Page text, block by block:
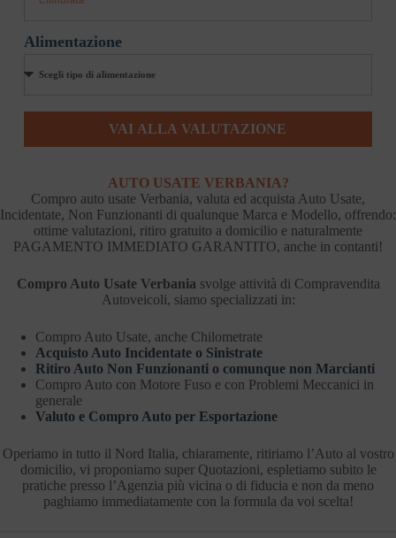
Alimentazione
VAI ALLA VALUTAZIONE
AUTO USATE VERBANIA?
Compro auto usate Verbania, valuta ed acquista Auto Usate,
Incidentate, Non Funzionanti di qualunque Marca e Modello, offrendo:
ottime valutazioni, ritiro gratuito a domicilio e naturalmente
PAGAMENTO IMMEDIATO GARANTITO, anche in contanti!
Compro Auto Usate Verbania svolge attività di Compravendita
Autoveicoli, siamo specializzati in:
Compro Auto Usate, anche Chilometrate
Acquisto Auto Incidentate o Sinistrate
Ritiro Auto Non Funzionanti o comunque non Marcianti
Compro Auto con Motore Fuso e con Problemi Meccanici in
generale
Valuto e Compro Auto per Esportazione
Operiamo in tutto il Nord Italia, chiaramente, ritiriamo l’Auto al vostro
domicilio, vi proponiamo super Quotazioni, espletiamo subito le
pratiche presso l’Agenzia più vicina o di fiducia e non da meno
paghiamo immediatamente con la formula da voi scelta!